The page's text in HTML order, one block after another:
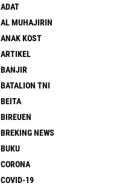
ADAT
AL MUHAJIRIN
ANAK KOST
ARTIKEL
BANJIR
BATALION TNI
BEITA
BIREUEN
BREKING NEWS
BUKU
CORONA
COVID-19